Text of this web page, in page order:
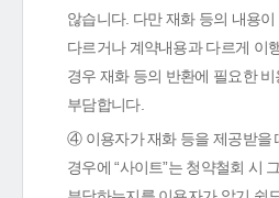
않습니다. 다만 재화 등의 내용이
다르거나 계약내용과 다르게 이
경우 재화 등의 반환에 필요한 비
부담합니다.
④ 이용자가 재화 등을 제공받을
경우에 “사이트”는 청약철회 시